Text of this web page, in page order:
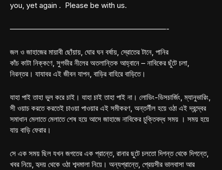
you, yet again . Please be with us.
—————————————————————-
জল ও জাহাজের মায়াবী ছোঁয়ায়, ঘোর ঘন বর্ষায়, স্রোতের টানে, পানির
কাঁচ কাটা নিক্কণে, সুগভীর নীলের অতলান্তিক আহ্বানে – নাবিকের ছুঁটে চলা,
নিরন্তর। যাযাবর এই জীবন যাপন, বাড়ির বাহিরে বাড়িতে।
যাহা পাই তাহা ভুল করে চাই। যাহা চাই তাহা পাই না। লোডিং-ডিসচার্জিং, ম্যানুভারিং,
সী ওয়াচ করতে করতেই চাওয়া পাওয়ার এই সমীকরণ, অন্তর্নীল হয়ে ওঠা এই দ্বন্দ্বের
সমাধান মেলাতে মেলাতে শেষ হয়ে আসে জাহাজে নাবিকের চুক্তিবদ্ধ সময় । সময় হয়ে
যায় বাড়ি ফেরার।
সে এক সময় ছিল যখন জগতের এক প্রান্তে, রানার ছুটে চলতো দিগন্ত থেকে দিগন্তে,
খবর নিয়ে, হৃদয় থেকে ওঠা শব্দমালা নিয়ে। অন্যপ্রান্তে, প্রেয়সীর ভালবাসা আর